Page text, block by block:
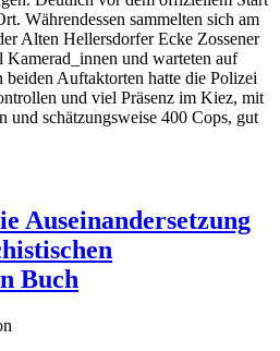
Währendessen sammelten sich am
Alten Hellersdorfer Ecke Zossener
Kamerad_innen und warteten auf
beiden Auftaktorten hatte die Polizei
und viel Präsenz im Kiez, mit
und schätzungsweise 400 Cops, gut
Auseinandersetzung
Buch